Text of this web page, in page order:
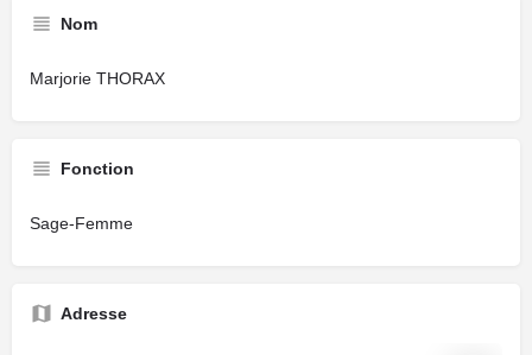
Nom
Marjorie THORAX
Fonction
Sage-Femme
Adresse